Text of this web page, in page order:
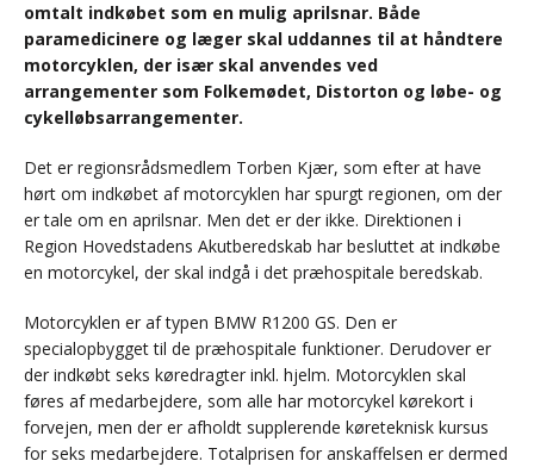
omtalt indkøbet som en mulig aprilsnar. Både
paramedicinere og læger skal uddannes til at håndtere
motorcyklen, der især skal anvendes ved
arrangementer som Folkemødet, Distorton og løbe- og
cykelløbsarrangementer.
Det er regionsrådsmedlem Torben Kjær, som efter at have
hørt om indkøbet af motorcyklen har spurgt regionen, om der
er tale om en aprilsnar. Men det er der ikke. Direktionen i
Region Hovedstadens Akutberedskab har besluttet at indkøbe
en motorcykel, der skal indgå i det præhospitale beredskab.
Motorcyklen er af typen BMW R1200 GS. Den er
specialopbygget til de præhospitale funktioner. Derudover er
der indkøbt seks køredragter inkl. hjelm. Motorcyklen skal
føres af medarbejdere, som alle har motorcykel kørekort i
forvejen, men der er afholdt supplerende køreteknisk kursus
for seks medarbejdere. Totalprisen for anskaffelsen er dermed